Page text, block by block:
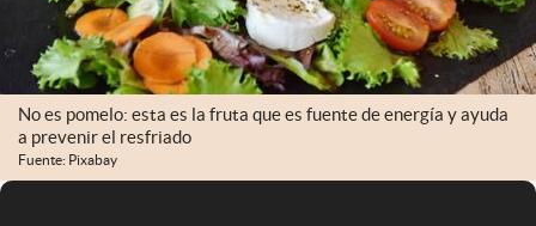
No es pomelo: esta es la fruta que es fuente de energía y ayuda
a prevenir el resfriado
Fuente: Pixabay